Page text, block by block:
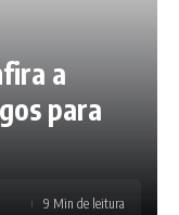
a
para
9 Min de leitura